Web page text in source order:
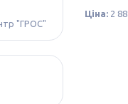
Ціна: 2
"ГРОС"